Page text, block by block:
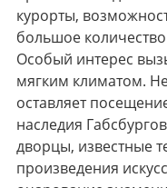
курорты,
большое
Особый интерес
мягким климатом.
оставляет
наследия
дворцы, известные
произведения